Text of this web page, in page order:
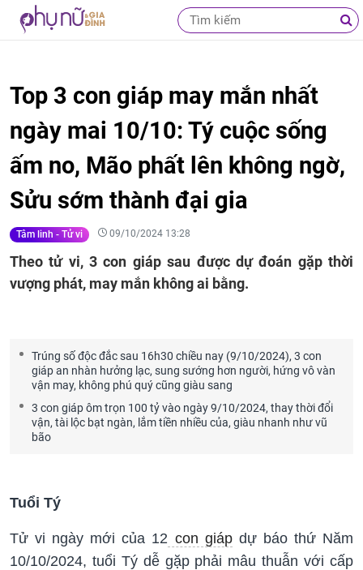
Top 3 con giáp may mắn nhất
ngày mai 10/10: Tý cuộc sống
ấm no, Mão phất lên không ngờ,
Sửu sớm thành đại gia
Tâm linh - Tử vi 09/10/2024 13:28
Theo tử vi, 3 con giáp sau được dự đoán gặp thời
vượng phát, may mắn không ai bằng.
Trúng số độc đắc sau 16h30 chiều nay (9/10/2024), 3 con
giáp an nhàn hưởng lạc, sung sướng hơn người, hứng vô vàn
vận may, không phú quý cũng giàu sang
3 con giáp ôm trọn 100 tỷ vào ngày 9/10/2024, thay thời đổi
vận, tài lộc bạt ngàn, lắm tiền nhiều của, giàu nhanh như vũ
bão
Tuổi Tý
Tử vi ngày mới của 12 con giápdự báo thứ Năm
10/10/2024, tuổi Tý dễ gặp phải mâu thuẫn với cấp